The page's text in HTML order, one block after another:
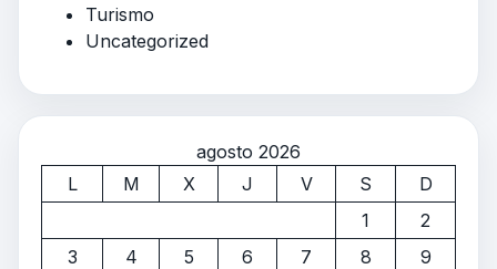
Turismo
Uncategorized
agosto 2026
L
M X J V S
D
1
2
3
4 5 6 7 8
9